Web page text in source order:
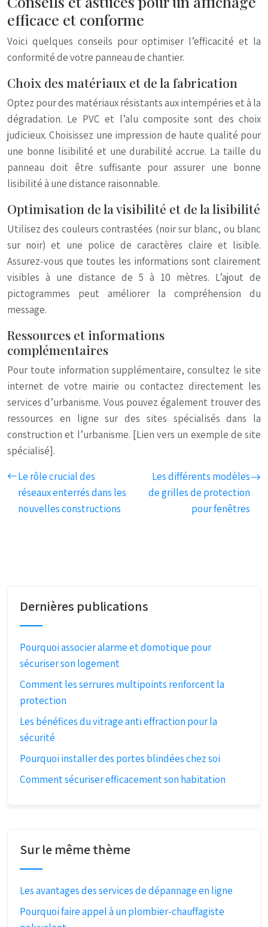
efficace et conforme
Voici quelques conseils pour optimiser l’efficacité et la
conformité de votre panneau de chantier.
Choix des matériaux et de la fabrication
Optez pour des matériaux résistants aux intempéries et à la
dégradation. Le PVC et l’alu composite sont des choix
judicieux. Choisissez une impression de haute qualité pour
une bonne lisibilité et une durabilité accrue. La taille du
panneau doit être suffisante pour assurer une bonne
lisibilité à une distance raisonnable.
Optimisation de la visibilité et de la lisibilité
Utilisez des couleurs contrastées (noir sur blanc, ou blanc
sur noir) et une police de caractères claire et lisible.
Assurez-vous que toutes les informations sont clairement
visibles à une distance de 5 à 10 mètres. L’ajout de
pictogrammes peut améliorer la compréhension du
message.
Ressources et informations
complémentaires
Pour toute information supplémentaire, consultez le site
internet de votre mairie ou contactez directement les
services d’urbanisme. Vous pouvez également trouver des
ressources en ligne sur des sites spécialisés dans la
construction et l’urbanisme. [Lien vers un exemple de site
spécialisé].
Le rôle crucial des
réseaux enterrés dans les
nouvelles constructions
Les différents modèles
de grilles de protection
pour fenêtres
Dernières publications
Pourquoi associer alarme et domotique pour
sécuriser son logement
Comment les serrures multipoints renforcent la
protection
Les bénéfices du vitrage anti effraction pour la
sécurité
Pourquoi installer des portes blindées chez soi
Comment sécuriser efficacement son habitation
Sur le même thème
Les avantages des services de dépannage en ligne
Pourquoi faire appel à un plombier-chauffagiste